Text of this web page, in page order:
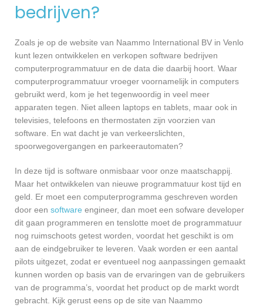
bedrijven?
Zoals je op de website van Naammo International BV in Venlo
kunt lezen ontwikkelen en verkopen software bedrijven
computerprogrammatuur en de data die daarbij hoort. Waar
computerprogrammatuur vroeger voornamelijk in computers
gebruikt werd, kom je het tegenwoordig in veel meer
apparaten tegen. Niet alleen laptops en tablets, maar ook in
televisies, telefoons en thermostaten zijn voorzien van
software. En wat dacht je van verkeerslichten,
spoorwegovergangen en parkeerautomaten?
In deze tijd is software onmisbaar voor onze maatschappij.
Maar het ontwikkelen van nieuwe programmatuur kost tijd en
geld. Er moet een computerprogramma geschreven worden
door een software engineer, dan moet een sofware developer
dit gaan programmeren en tenslotte moet de programmatuur
nog ruimschoots getest worden, voordat het geschikt is om
aan de eindgebruiker te leveren. Vaak worden er een aantal
pilots uitgezet, zodat er eventueel nog aanpassingen gemaakt
kunnen worden op basis van de ervaringen van de gebruikers
van de programma’s, voordat het product op de markt wordt
gebracht. Kijk gerust eens op de site van Naammo